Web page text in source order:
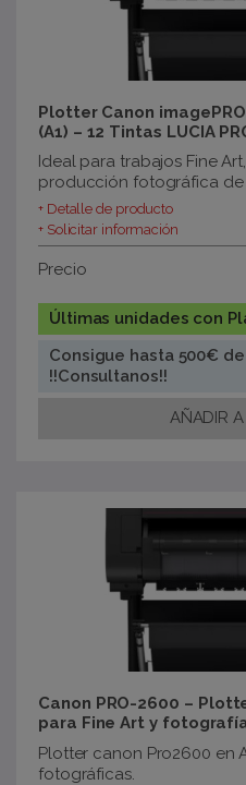
Plotter Canon
(A1) – 12 Tintas LUCIA
Ideal para trabajos Fine
producción fotográfica de
+ Detalle de producto
+ Solicitar información
Precio
Últimas unidades con
Consigue hasta 500€
!!Consultanos!!
Canon PRO-2600 –
para Fine Art y
Plotter canon Pro2600 en
fotográficas.